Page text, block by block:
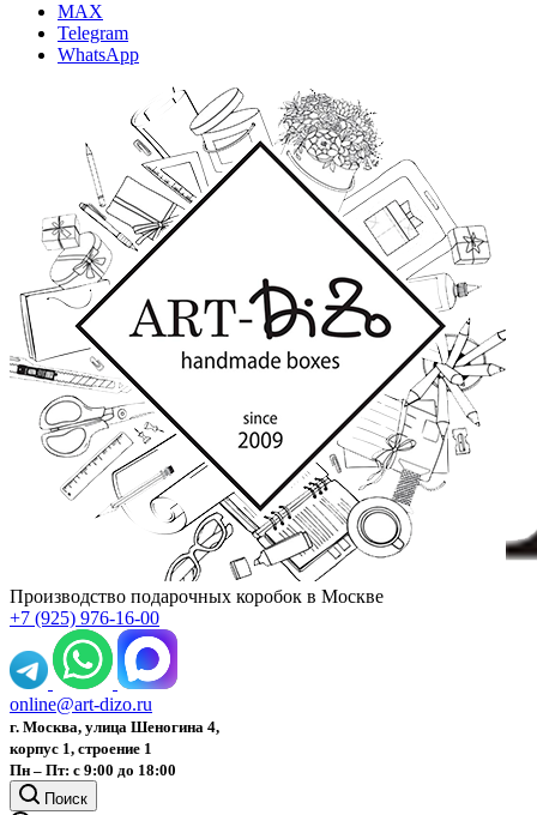
MAX
Telegram
WhatsApp
Производство подарочных коробок в Москве
+7 (925) 976-16-00
online@art-dizo.ru
г. Москва, улица Шеногина 4,
корпус 1, строение 1
Пн – Пт: с 9:00 до 18:00
Поиск